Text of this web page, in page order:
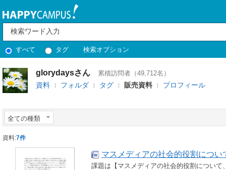
すべて タグ 検索オプション
glorydaysさん 累積訪問者（49,712名）
資料 フォルダ タグ 販売資料 プロフィール
全ての種類
資料:7件
マスメディアの社会的役割につい
課題は【マスメディアの社会的役割につい